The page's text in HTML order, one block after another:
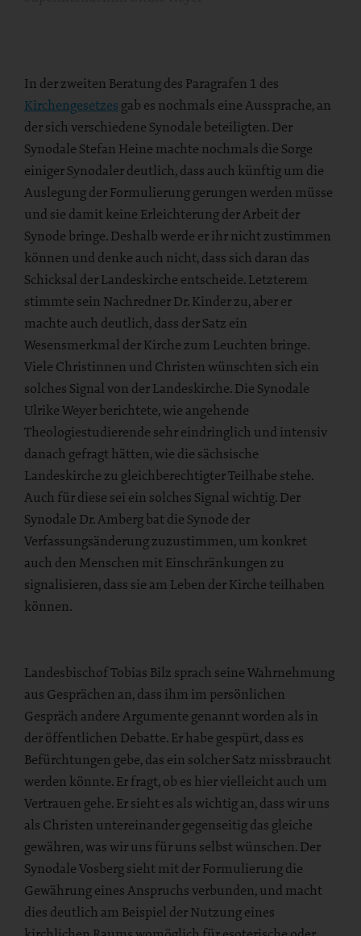
In der zweiten Beratung des Paragrafen 1 des
Kirchengesetzes gab es nochmals eine Aussprache, an
der sich verschiedene Synodale beteiligten. Der
Synodale Stefan Heine machte nochmals die Sorge
einiger Synodaler deutlich, dass auch künftig um die
Auslegung der Formulierung gerungen werden müsse
und sie damit keine Erleichterung der Arbeit der
Synode bringe. Deshalb werde er ihr nicht zustimmen
können und denke auch nicht, dass sich daran das
Schicksal der Landeskirche entscheide. Letzterem
stimmte sein Nachredner Dr. Kinder zu, aber er
machte auch deutlich, dass der Satz ein
Wesensmerkmal der Kirche zum Leuchten bringe.
Viele Christinnen und Christen wünschten sich ein
solches Signal von der Landeskirche. Die Synodale
Ulrike Weyer berichtete, wie angehende
Theologiestudierende sehr eindringlich und intensiv
danach gefragt hätten, wie die sächsische
Landeskirche zu gleichberechtigter Teilhabe stehe.
Auch für diese sei ein solches Signal wichtig. Der
Synodale Dr. Amberg bat die Synode der
Verfassungsänderung zuzustimmen, um konkret
auch den Menschen mit Einschränkungen zu
signalisieren, dass sie am Leben der Kirche teilhaben
können.
Landesbischof Tobias Bilz sprach seine Wahrnehmung
aus Gesprächen an, dass ihm im persönlichen
Gespräch andere Argumente genannt worden als in
der öffentlichen Debatte. Er habe gespürt, dass es
Befürchtungen gebe, das ein solcher Satz missbraucht
werden könnte. Er fragt, ob es hier vielleicht auch um
Vertrauen gehe. Er sieht es als wichtig an, dass wir uns
als Christen untereinander gegenseitig das gleiche
gewähren, was wir uns für uns selbst wünschen. Der
Synodale Vosberg sieht mit der Formulierung die
Gewährung eines Anspruchs verbunden, und macht
dies deutlich am Beispiel der Nutzung eines